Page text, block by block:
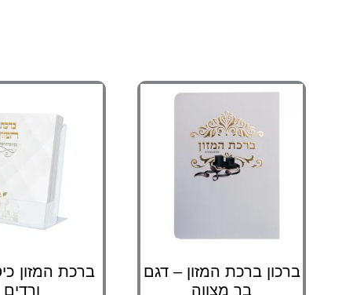
ברכון ברכת המזון – דגם
בר מצווה
יש
סוגים.
ניתן
לבחור
את
המוצר
ברכת המזון
ורדים
יש
ניתן